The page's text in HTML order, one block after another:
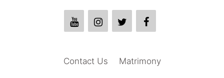
Matrimony
Contact Us